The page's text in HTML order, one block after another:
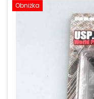
Obniżka